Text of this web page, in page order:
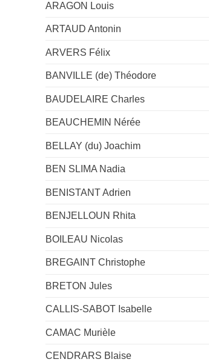
ARAGON Louis
ARTAUD Antonin
ARVERS Félix
BANVILLE (de) Théodore
BAUDELAIRE Charles
BEAUCHEMIN Nérée
BELLAY (du) Joachim
BEN SLIMA Nadia
BENISTANT Adrien
BENJELLOUN Rhita
BOILEAU Nicolas
BREGAINT Christophe
BRETON Jules
CALLIS-SABOT Isabelle
CAMAC Murièle
CENDRARS Blaise